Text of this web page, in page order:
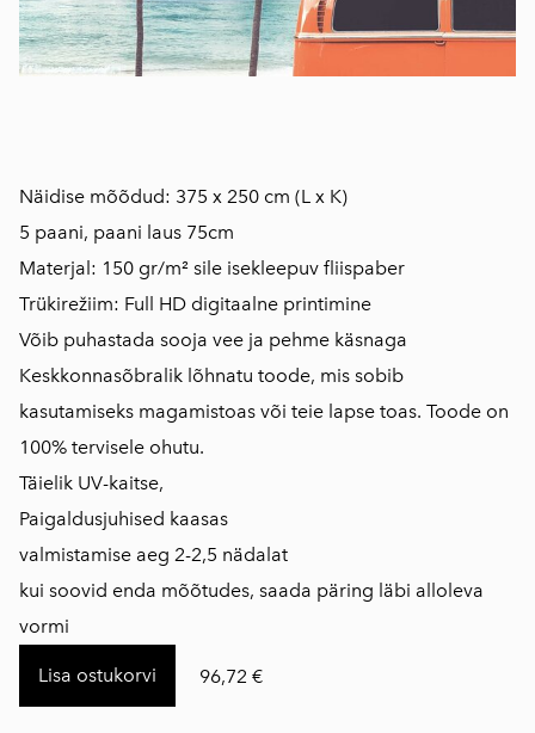
Näidise mõõdud: 375 x 250 cm (L x K)
5 paani, paani laus 75cm
Materjal: 150 gr/m² sile isekleepuv fliispaber
Trükirežiim: Full HD digitaalne printimine
Võib puhastada sooja vee ja pehme käsnaga
Keskkonnasõbralik lõhnatu toode, mis sobib
kasutamiseks magamistoas või teie lapse toas. Toode on
100% tervisele ohutu.
Täielik UV-kaitse,
Paigaldusjuhised kaasas
valmistamise aeg 2-2,5 nädalat
kui soovid enda mõõtudes, saada päring läbi alloleva
vormi
Lisa ostukorvi 96,72 €